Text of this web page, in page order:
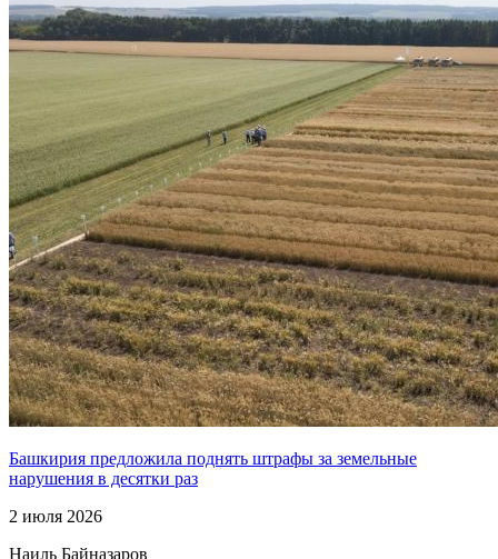
Башкирия предложила поднять штрафы за земельные
нарушения в десятки раз
2 июля 2026
Наиль Байназаров